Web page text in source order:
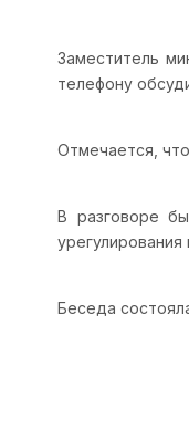
Заместитель
телефону
Отмечается,
В разговоре
Беседа